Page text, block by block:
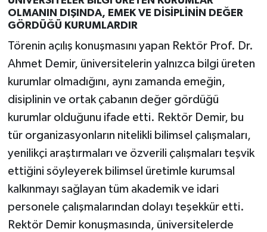
OLMANIN DIŞINDA, EMEK VE DİSİPLİNİN DEĞER
GÖRDÜĞÜ KURUMLARDIR
Törenin açılış konuşmasını yapan Rektör Prof. Dr.
Ahmet Demir, üniversitelerin yalnızca bilgi üreten
kurumlar olmadığını, aynı zamanda emeğin,
disiplinin ve ortak çabanın değer gördüğü
kurumlar olduğunu ifade etti. Rektör Demir, bu
tür organizasyonların nitelikli bilimsel çalışmaları,
yenilikçi araştırmaları ve özverili çalışmaları teşvik
ettiğini söyleyerek bilimsel üretimle kurumsal
kalkınmayı sağlayan tüm akademik ve idari
personele çalışmalarından dolayı teşekkür etti.
Rektör Demir konuşmasında, üniversitelerde